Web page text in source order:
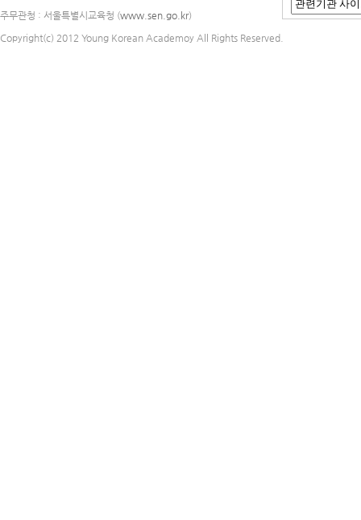
주무관청 : 서울특별시교육청 (www.sen.go.kr)
Copyright(c) 2012 Young Korean Academoy All Rights Reserved.